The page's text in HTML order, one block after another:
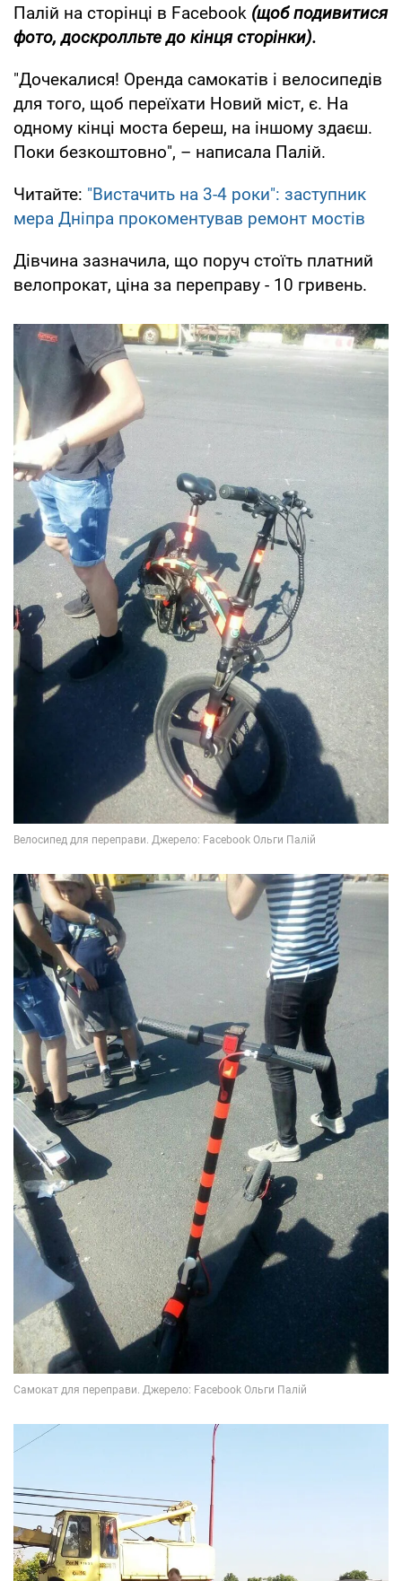
Палій на сторінці в Facеbook (щоб подивитися
фото, доскролльте до кінця сторінки).
"Дочекалися! Оренда самокатів і велосипедів
для того, щоб переїхати Новий міст, є. На
одному кінці моста береш, на іншому здаєш.
Поки безкоштовно", – написала Палій.
Читайте: "Вистачить на 3-4 роки": заступник
мера Дніпра прокоментував ремонт мостів
Дівчина зазначила, що поруч стоїть платний
велопрокат, ціна за переправу - 10 гривень.